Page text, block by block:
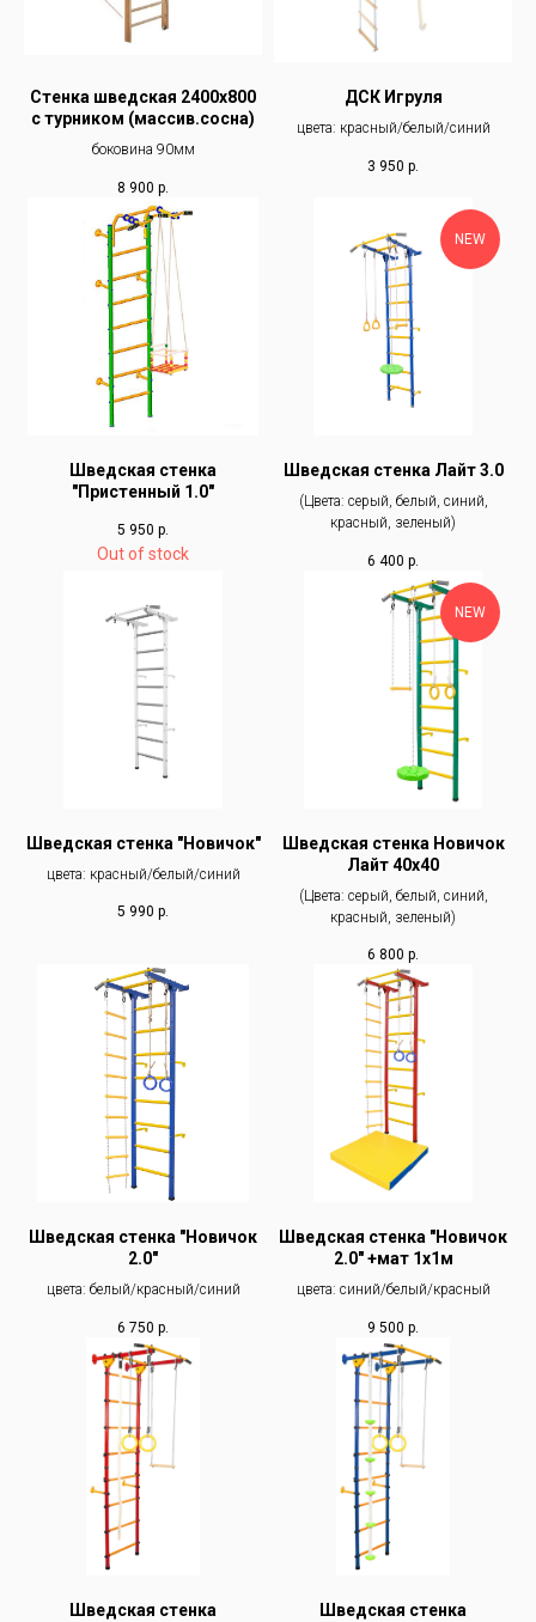
Стенка шведская 2400х800
с турником (массив.сосна)
боковина 90мм
8 900 р.
ДСК Игруля
цвета: красный/белый/синий
3 950 р.
Шведская стенка
"Пристенный 1.0"
5 950 р.
Out of stock
NEW
Шведская стенка Лайт 3.0
(Цвета: серый, белый, синий,
красный, зеленый)
6 400 р.
Шведская стенка "Новичок"
цвета: красный/белый/синий
5 990 р.
NEW
Шведская стенка Новичок
Лайт 40х40
(Цвета: серый, белый, синий,
красный, зеленый)
6 800 р.
Шведская стенка "Новичок
2.0"
цвета: белый/красный/синий
6 750 р.
Шведская стенка "Новичок
2.0" +мат 1х1м
цвета: синий/белый/красный
9 500 р.
Шведская стенка Шведская стенка